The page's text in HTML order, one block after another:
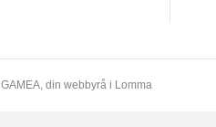
GAMEA, din webbyrå i Lomma